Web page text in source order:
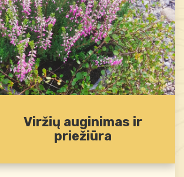
ir jų priedai
ir jų priedai
siurbliai
ir jų
Buitinė chemija
Pakavimo
Maitinimo šaltiniai
Rūbų ir avalynės
Namų ruoša
medžiagos
priedai
ir jų priedai
valymo įrankiai
testavimo
Tvirtinimo
Viržių auginimas ir
priežiūra